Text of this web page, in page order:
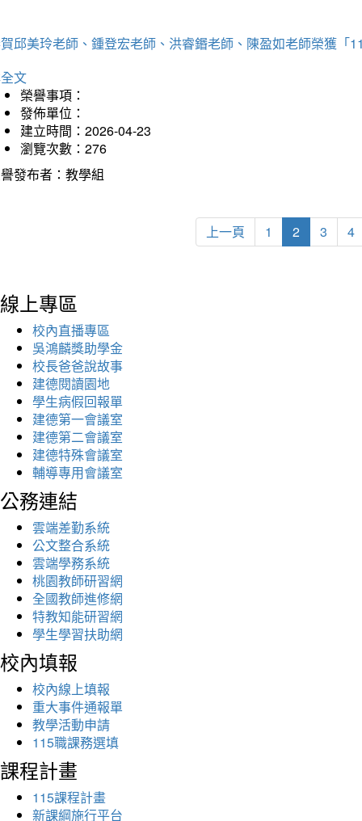
邱美玲老師、鍾登宏老師、洪睿鍲老師、陳盈如老師榮獲「
文
榮譽事項：
發佈單位：
建立時間：2026-04-23
瀏覽次數：276
發布者：教學組
上一頁 1 2 3 4
線上專區
校內直播專區
吳鴻麟獎助學金
校長爸爸說故事
建德閱讀園地
學生病假回報單
建德第一會議室
建德第二會議室
建德特殊會議室
輔導專用會議室
公務連結
雲端差勤系統
公文整合系統
雲端學務系統
桃園教師研習網
全國教師進修網
特教知能研習網
學生學習扶助網
校內填報
校內線上填報
重大事件通報單
教學活動申請
115職課務選填
課程計畫
115課程計畫
新課綱施行平台